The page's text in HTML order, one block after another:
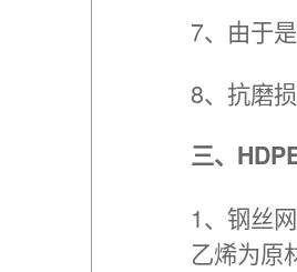
7、由于
8、抗磨
三、
1、钢丝
乙烯为原